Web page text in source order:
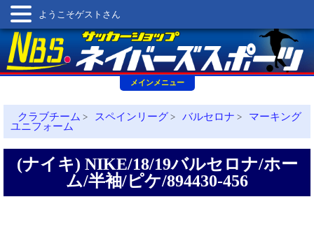
メインメニュー
ようこそゲストさん
クラブチーム > スペインリーグ > バルセロナ >
マーキング
ユニフォーム
(ナイキ) NIKE/18/19バルセロナ/ホー
ム/半袖/ピケ/894430-456